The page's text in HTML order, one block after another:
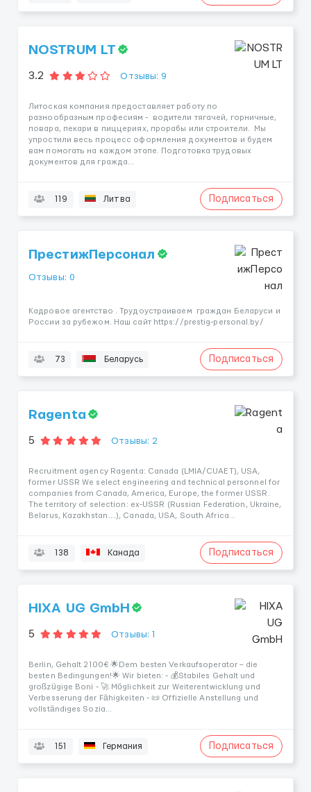
NOSTRUM LT
3.2 Отзывы: 9
Литоская компания предоставляет работу по
разнообразным професиям - водители тягачей, горничные,
повара, пекари в пиццериях, прорабы или строители. Мы
упростили весь процесс оформления документов и будем
вам помогать на каждом этапе. Подготовка трудовых
документов для гражда...
119 Литва Подписаться
ПрестижПерсонал
Отзывы: 0
Кадровое агентство . Трудоустраиваем граждан Беларуси и
России за рубежом. Наш сайт https://prestig-personal.by/
73 Беларусь Подписаться
Ragenta
5 Отзывы: 2
Recruitment agency Ragenta: Canada (LMIA/CUAET), USA,
former USSR We select engineering and technical personnel for
companies from Canada, America, Europe, the former USSR.
The territory of selection: ex-USSR (Russian Federation, Ukraine,
Belarus, Kazakhstan…), Canada, USA, South Africa...
138 Канада Подписаться
HIXA UG GmbH
5 Отзывы: 1
Berlin, Gehalt 2100€ 🌟Dem besten Verkaufsoperator – die
besten Bedingungen!🌟 Wir bieten: - 💰Stabiles Gehalt und
großzügige Boni - 🚀 Möglichkeit zur Weiterentwicklung und
Verbesserung der Fähigkeiten - 📜 Offizielle Anstellung und
vollständiges Sozia...
151 Германия Подписаться